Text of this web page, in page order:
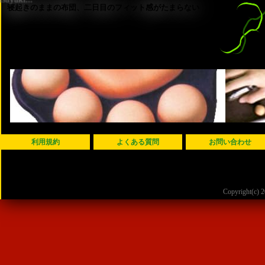
寝起きのままの布団、二日目のフィット感がたまらない
利用規約 よくある質問 お問い合わせ
Copyright(c)